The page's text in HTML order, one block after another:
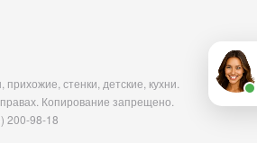
стенки, детские, кухни.
Копирование запрещено.
200-98-18